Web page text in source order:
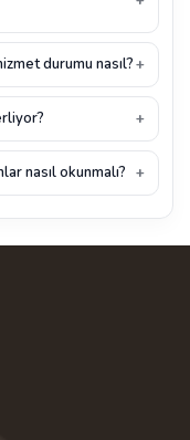
durumu nasıl?
nasıl okunmalı?